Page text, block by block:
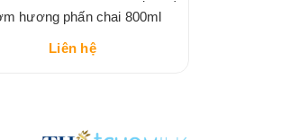
hương phấn chai 800ml
Liên hệ